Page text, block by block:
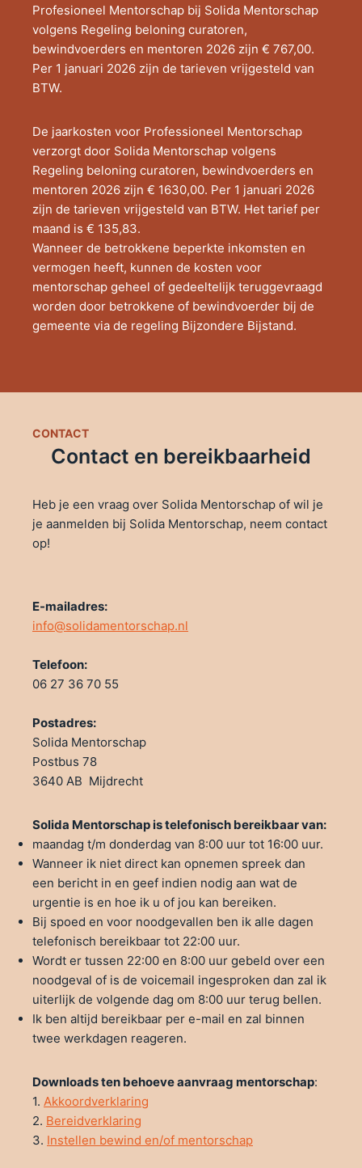
Profesioneel Mentorschap bij Solida Mentorschap
volgens Regeling beloning curatoren,
bewindvoerders en mentoren 2026 zijn € 767,00.
Per 1 januari 2026 zijn de tarieven vrijgesteld van
BTW.
De jaarkosten voor Professioneel Mentorschap
verzorgt door Solida Mentorschap volgens
Regeling beloning curatoren, bewindvoerders en
mentoren 2026 zijn € 1630,00. Per 1 januari 2026
zijn de tarieven vrijgesteld van BTW. Het tarief per
maand is € 135,83.
Wanneer de betrokkene beperkte inkomsten en
vermogen heeft, kunnen de kosten voor
mentorschap geheel of gedeeltelijk teruggevraagd
worden door betrokkene of bewindvoerder bij de
gemeente via de regeling Bijzondere Bijstand.
CONTACT
Contact en bereikbaarheid
Heb je een vraag over Solida Mentorschap of wil je
je aanmelden bij Solida Mentorschap, neem contact
op!
E-mailadres:
info@solidamentorschap.nl
Telefoon:
06 27 36 70 55
Postadres:
Solida Mentorschap
Postbus 78
3640 AB Mijdrecht
Solida Mentorschap is telefonisch bereikbaar van:
maandag t/m donderdag van 8:00 uur tot 16:00 uur.
Wanneer ik niet direct kan opnemen spreek dan
een bericht in en geef indien nodig aan wat de
urgentie is en hoe ik u of jou kan bereiken.
Bij spoed en voor noodgevallen ben ik alle dagen
telefonisch bereikbaar tot 22:00 uur.
Wordt er tussen 22:00 en 8:00 uur gebeld over een
noodgeval of is de voicemail ingesproken dan zal ik
uiterlijk de volgende dag om 8:00 uur terug bellen.
Ik ben altijd bereikbaar per e-mail en zal binnen
twee werkdagen reageren.
Downloads ten behoeve aanvraag mentorschap:
1. Akkoordverklaring
2. Bereidverklaring
3. Instellen bewind en/of mentorschap